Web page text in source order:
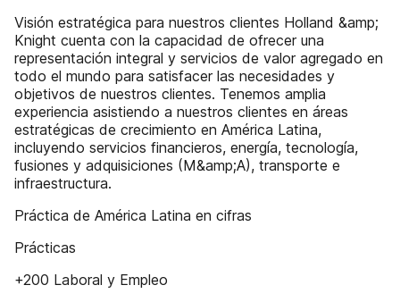
Visión estratégica para nuestros clientes Holland &amp;
Knight cuenta con la capacidad de ofrecer una
representación integral y servicios de valor agregado en
todo el mundo para satisfacer las necesidades y
objetivos de nuestros clientes. Tenemos amplia
experiencia asistiendo a nuestros clientes en áreas
estratégicas de crecimiento en América Latina,
incluyendo servicios financieros, energía, tecnología,
fusiones y adquisiciones (M&amp;A), transporte e
infraestructura.
Práctica de América Latina en cifras
Prácticas
+200 Laboral y Empleo